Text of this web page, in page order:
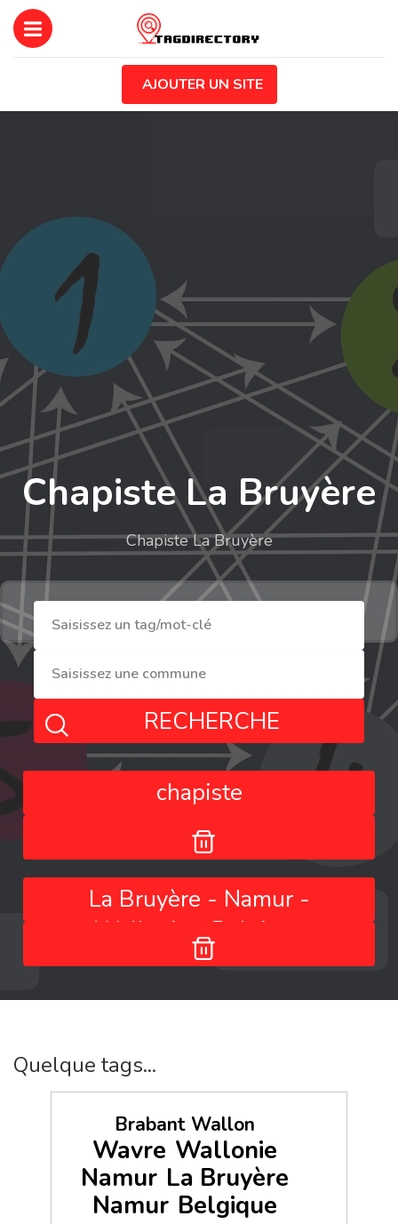
AJOUTER UN SITE
Chapiste La Bruyère
Chapiste La Bruyère
RECHERCHE
chapiste
La Bruyère - Namur -
Wallonie - Belgique
Quelque tags...
Brabant Wallon
Wavre Wallonie
Namur La Bruyère
Namur Belgique